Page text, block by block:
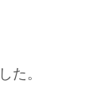
た。